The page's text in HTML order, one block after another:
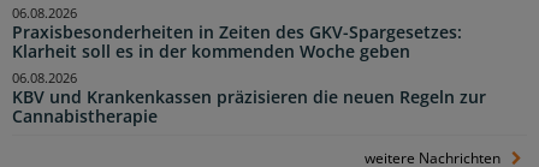
Praxisbesonderheiten in Zeiten des GKV-Spargesetzes:
Klarheit soll es in der kommenden Woche geben
06.08.2026
KBV und Krankenkassen präzisieren die neuen Regeln zur
Cannabistherapie
06.08.2026
weitere Nachrichten